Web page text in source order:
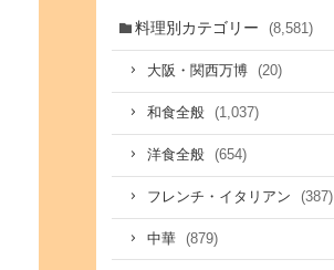
料理別カテゴリー (8,581)
大阪・関西万博 (20)
和食全般 (1,037)
洋食全般 (654)
フレンチ・イタリアン (387)
中華 (879)